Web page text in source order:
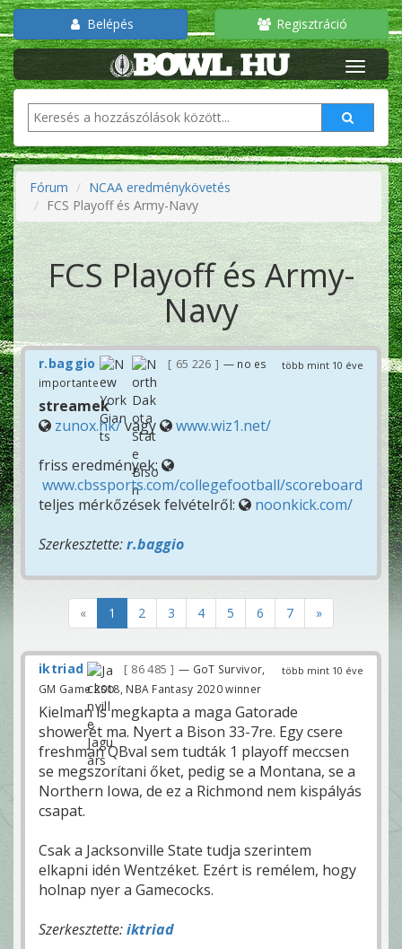
Belépés Regisztráció
Fórum
NCAA eredménykövetés
FCS Playoff és Army-Navy
FCS Playoff és Army-
Navy
több mint 10 éve
r.baggio 65 226
— no es
importante
streamek
zunox.hk/vagy
www.wiz1.net/
friss eredmények:
www.cbssports.com/collegefootball/scoreboard
teljes mérkőzések felvételről:
noonkick.com/
Szerkesztette:r.baggio
« 1 2 3 4 5 6 7 »
több mint 10 éve
iktriad 86 485
— GoT Survivor,
GM Game 2018, NBA Fantasy 2020 winner
Kielman is megkapta a maga Gatorade
showerét ma. Nyert a Bison 33-7re. Egy csere
freshman QBval sem tudták 1 playoff meccsen
se megszorítani őket, pedig se a Montana, se a
Northern Iowa, de ez a Richmond nem kispályás
csapat.
Csak a Jacksonville State tudja szerintem
elkapni idén Wentzéket. Ezért is remélem, hogy
holnap nyer a Gamecocks.
Szerkesztette:iktriad